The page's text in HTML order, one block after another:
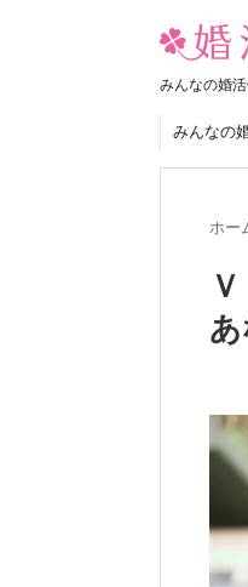
みんなの婚
みんなの
ホー